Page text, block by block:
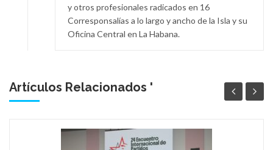
y otros profesionales radicados en 16
Corresponsalías a lo largo y ancho de la Isla y su
Oficina Central en La Habana.
Artículos Relacionados '